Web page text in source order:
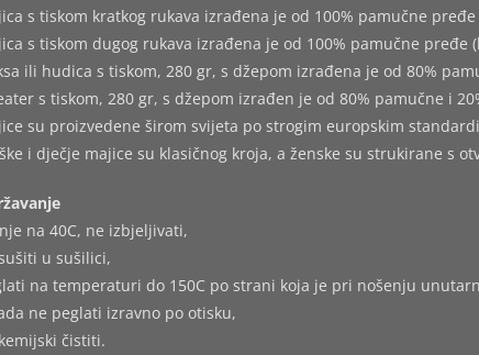
s tiskom kratkog rukava izrađena je od 100% pamučne
s tiskom dugog rukava izrađena je od 100% pamučne pređe
ili hudica s tiskom, 280 gr, s džepom izrađena je od 80%
s tiskom, 280 gr, s džepom izrađen je od 80% pamučne i
su proizvedene širom svijeta po strogim europskim
i dječje majice su klasičnog kroja, a ženske su strukirane s
na 40C, ne izbjeljivati,
u sušilici,
na temperaturi do 150C po strani koja je pri nošenju
ne peglati izravno po otisku,
čistiti.